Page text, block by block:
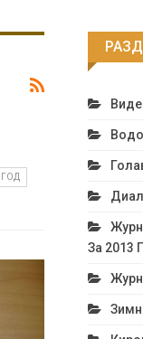
За 2013